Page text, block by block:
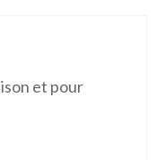
et pour